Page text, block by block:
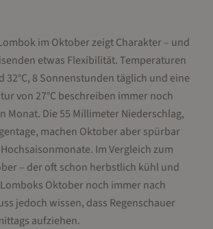
im Oktober zeigt Charakter – und
etwas Flexibilität. Temperaturen
32°C, 8 Sonnenstunden täglich und eine
von 27°C beschreiben immer noch
Monat. Die 55 Millimeter Niederschlag,
machen Oktober aber spürbar
Im Vergleich zum
– der oft schon herbstlich kühl und
Oktober noch immer nach
jedoch wissen, dass Regenschauer
aufziehen.